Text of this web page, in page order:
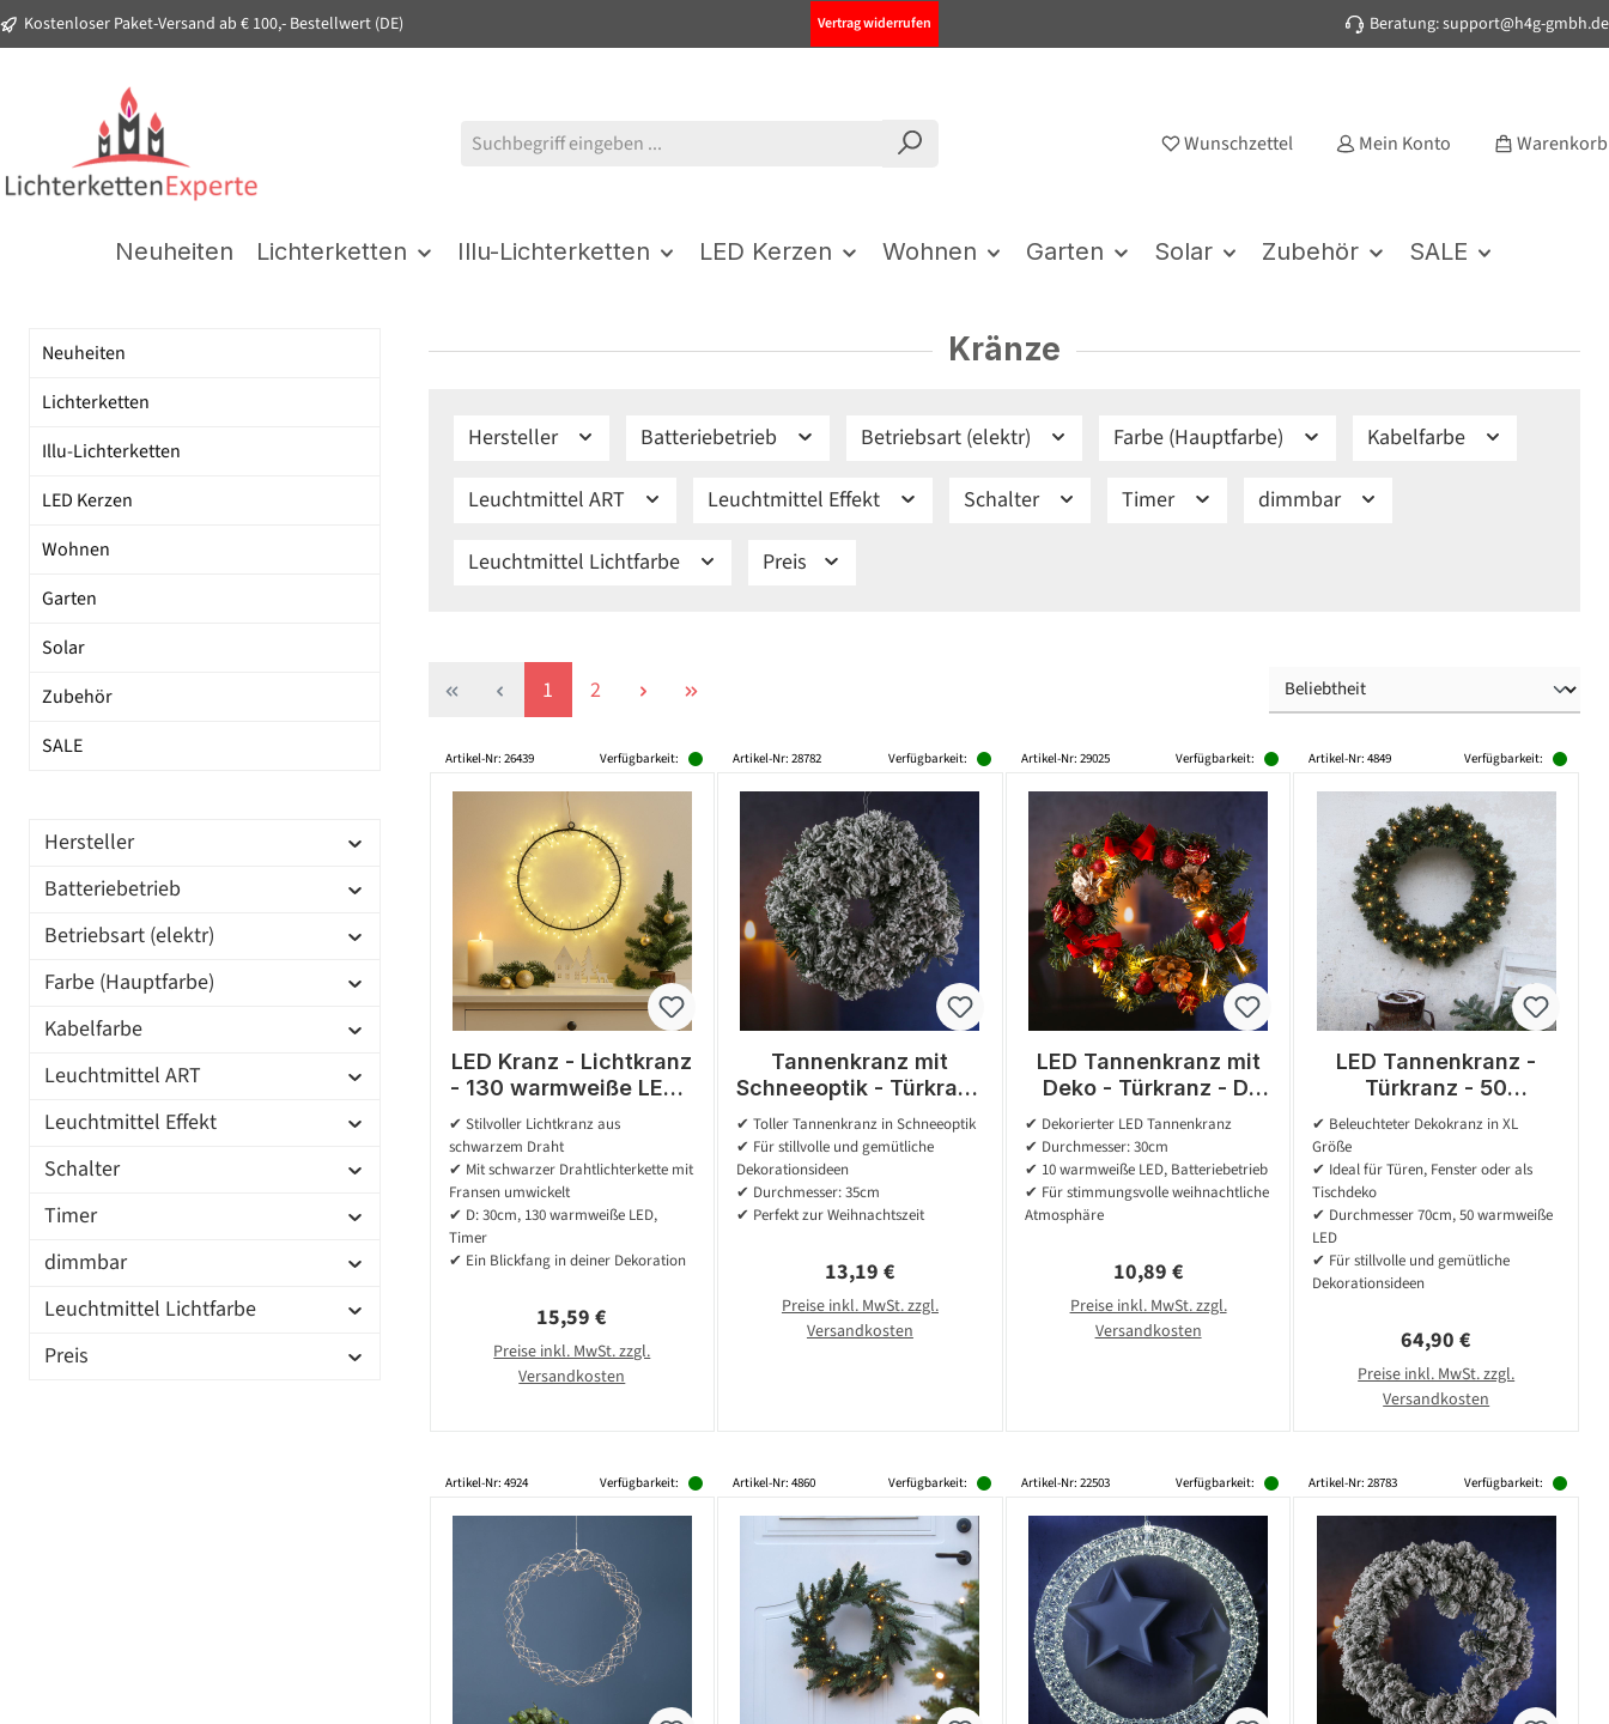
Zur Hauptnavigation springen
Kostenloser Paket-Versand ab € 100,- Bestellwert (DE) Vertrag widerrufen Beratung: support@h4g-gmbh.de
Wunschzettel Mein Konto Warenkorb
Neuheiten Lichterketten Illu-Lichterketten LED Kerzen Wohnen Garten Solar Zubehör SALE
Neuheiten
Lichterketten
Illu-Lichterketten
LED Kerzen
Wohnen
Garten
Solar
Zubehör
SALE
Hersteller
Batteriebetrieb
Betriebsart (elektr)
Farbe (Hauptfarbe)
Kabelfarbe
Leuchtmittel ART
Leuchtmittel Effekt
Schalter
Timer
dimmbar
Leuchtmittel Lichtfarbe
Preis
Kränze
Hersteller Batteriebetrieb Betriebsart (elektr) Farbe (Hauptfarbe) Kabelfarbe
Leuchtmittel ART Leuchtmittel Effekt Schalter Timer dimmbar
Leuchtmittel Lichtfarbe Preis
Seite
1 Seite
2
Artikel-Nr: 26439 Verfügbarkeit:
LED Kranz - Lichtkranz
- 130 warmweiße LED -
D: 30cm - Batterie -
Timer - für Innen -
schwarz
✔ Stilvoller Lichtkranz aus
schwarzem Draht
✔ Mit schwarzer Drahtlichterkette mit
Fransen umwickelt
✔ D: 30cm, 130 warmweiße LED,
Timer
✔ Ein Blickfang in deiner Dekoration
Regulärer Preis:
15,59 €
Preise inkl. MwSt. zzgl.
Versandkosten
Artikel-Nr: 28782 Verfügbarkeit:
Tannenkranz mit
Schneeoptik - Türkranz
- Kunststoff - D: 35cm
- Innen - grün, weiß
✔ Toller Tannenkranz in Schneeoptik
✔ Für stillvolle und gemütliche
Dekorationsideen
✔ Durchmesser: 35cm
✔ Perfekt zur Weihnachtszeit
Regulärer Preis:
13,19 €
Preise inkl. MwSt. zzgl.
Versandkosten
Artikel-Nr: 29025 Verfügbarkeit:
LED Tannenkranz mit
Deko - Türkranz - D:
30cm - 10 warmweiße
LED - Batterie - für
Innen - rot/gold
✔ Dekorierter LED Tannenkranz
✔ Durchmesser: 30cm
✔ 10 warmweiße LED, Batteriebetrieb
✔ Für stimmungsvolle weihnachtliche
Atmosphäre
Regulärer Preis:
10,89 €
Preise inkl. MwSt. zzgl.
Versandkosten
Artikel-Nr: 4849 Verfügbarkeit:
LED Tannenkranz -
Türkranz - 50
warmweiße LED - D:
70cm - Trafo - für
Innen/Außen
✔ Beleuchteter Dekokranz in XL
Größe
✔ Ideal für Türen, Fenster oder als
Tischdeko
✔ Durchmesser 70cm, 50 warmweiße
LED
✔ Für stillvolle und gemütliche
Dekorationsideen
Regulärer Preis:
64,90 €
Preise inkl. MwSt. zzgl.
Versandkosten
Artikel-Nr: 4924 Verfügbarkeit: Artikel-Nr: 4860 Verfügbarkeit: Artikel-Nr: 22503 Verfügbarkeit: Artikel-Nr: 28783 Verfügbarkeit: